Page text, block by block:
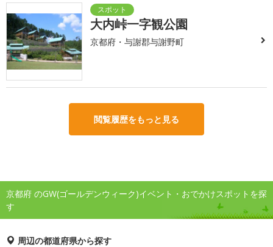
大内峠一字観公園
京都府・与謝郡与謝野町
閲覧履歴をもっと見る
京都府 のGW(ゴールデンウィーク)イベント・おでかけスポットを探
す
周辺の都道府県から探す